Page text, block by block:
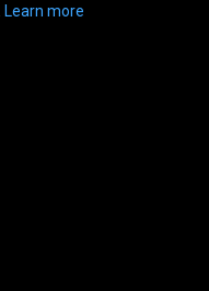
Learn more